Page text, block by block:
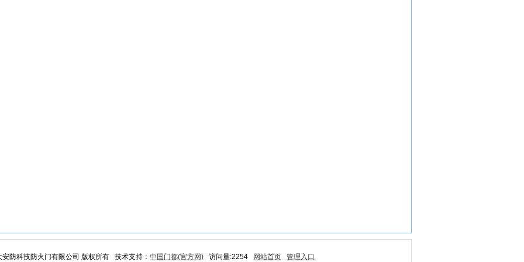
防科技防火门有限公司 版权所有 技术支持： 中国门都(官方网) 访问量:2254 网站首页 管理入口